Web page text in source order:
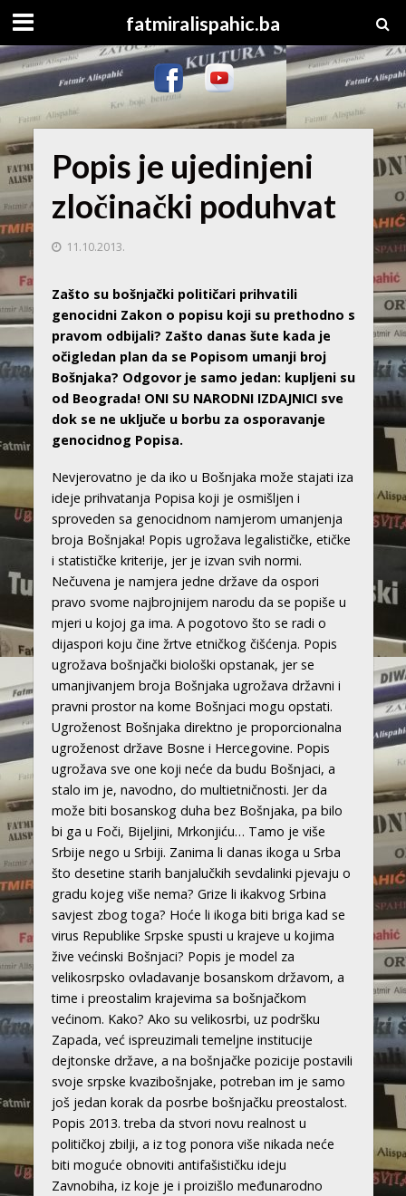
fatmiralispahic.ba
Popis je ujedinjeni
zločinački poduhvat
11.10.2013.
Zašto su bošnjački političari prihvatili
genocidni Zakon o popisu koji su prethodno s
pravom odbijali? Zašto danas šute kada je
očigledan plan da se Popisom umanji broj
Bošnjaka? Odgovor je samo jedan: kupljeni su
od Beograda! ONI SU NARODNI IZDAJNICI sve
dok se ne uključe u borbu za osporavanje
genocidnog Popisa.
Nevjerovatno je da iko u Bošnjaka može stajati iza
ideje prihvatanja Popisa koji je osmišljen i
sproveden sa genocidnom namjerom umanjenja
broja Bošnjaka! Popis ugrožava legalističke, etičke
i statističke kriterije, jer je izvan svih normi.
Nečuvena je namjera jedne države da ospori
pravo svome najbrojnijem narodu da se popiše u
mjeri u kojoj ga ima. A pogotovo što se radi o
dijaspori koju čine žrtve etničkog čišćenja. Popis
ugrožava bošnjački biološki opstanak, jer se
umanjivanjem broja Bošnjaka ugrožava državni i
pravni prostor na kome Bošnjaci mogu opstati.
Ugroženost Bošnjaka direktno je proporcionalna
ugroženost države Bosne i Hercegovine. Popis
ugrožava sve one koji neće da budu Bošnjaci, a
stalo im je, navodno, do multietničnosti. Jer da
može biti bosanskog duha bez Bošnjaka, pa bilo
bi ga u Foči, Bijeljini, Mrkonjiću… Tamo je više
Srbije nego u Srbiji. Zanima li danas ikoga u Srba
što desetine starih banjalučkih sevdalinki pjevaju o
gradu kojeg više nema? Grize li ikakvog Srbina
savjest zbog toga? Hoće li ikoga biti briga kad se
virus Republike Srpske spusti u krajeve u kojima
žive većinski Bošnjaci? Popis je model za
velikosrpsko ovladavanje bosanskom državom, a
time i preostalim krajevima sa bošnjačkom
većinom. Kako? Ako su velikosrbi, uz podršku
Zapada, već ispreuzimali temeljne institucije
dejtonske države, a na bošnjačke pozicije postavili
svoje srpske kvazibošnjake, potreban im je samo
još jedan korak da posrbe bošnjačku preostalost.
Popis 2013. treba da stvori novu realnost u
političkoj zbilji, a iz tog ponora više nikada neće
biti moguće obnoviti antifašističku ideju
Zavnobiha, iz koje je i proizišlo međunarodno